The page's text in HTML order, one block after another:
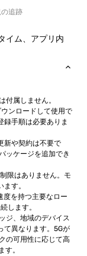
追跡
イム、アプリ内
付属しません。
ンロードして使用で
録手順は必要ありま
新や契約は不要で
ッケージを追加でき
限はありません。モ
す。
度を持つ主要なロー
します。
ジ、地域のデバイス
て異なります。5Gが
の可用性に応じて高
す。